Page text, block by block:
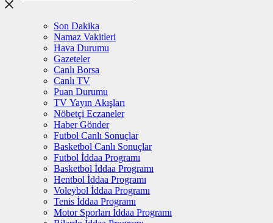
Son Dakika
Namaz Vakitleri
Hava Durumu
Gazeteler
Canlı Borsa
Canlı TV
Puan Durumu
TV Yayın Akışları
Nöbetçi Eczaneler
Haber Gönder
Futbol Canlı Sonuçlar
Basketbol Canlı Sonuçlar
Futbol İddaa Programı
Basketbol İddaa Programı
Hentbol İddaa Programı
Voleybol İddaa Programı
Tenis İddaa Programı
Motor Sporları İddaa Programı